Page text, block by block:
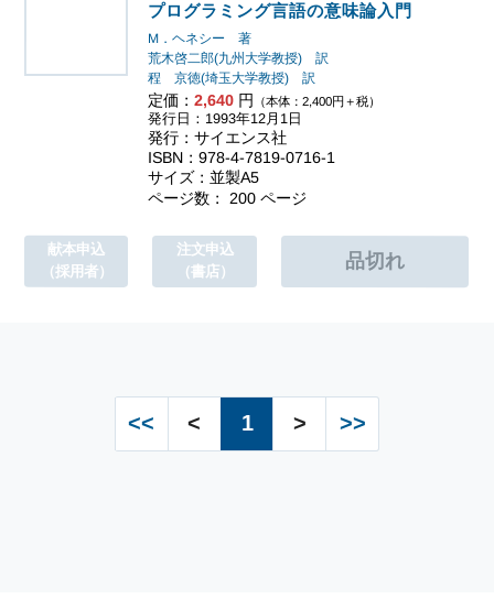
プログラミング言語の意味論入門
M．ヘネシー 著
荒木啓二郎(九州大学教授) 訳
程 京徳(埼玉大学教授) 訳
定価：2,640 円 （本体：2,400円＋税）
発行日：1993年12月1日
発行：サイエンス社
ISBN：978-4-7819-0716-1
サイズ：並製A5
ページ数： 200 ページ
献本申込
（採用者）
注文申込
（書店）
<< < 1 > >>